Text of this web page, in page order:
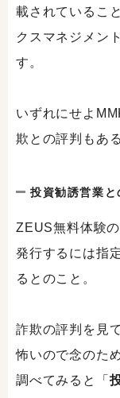
載されているこ
クスマネジメン
す。
いずれにせよ
欺との評判もあ
投資勧誘営業と
ZEUS無料体験
発行するには指
るとのこと。
詐欺の評判を見
怖いので念のた
調べてみると「